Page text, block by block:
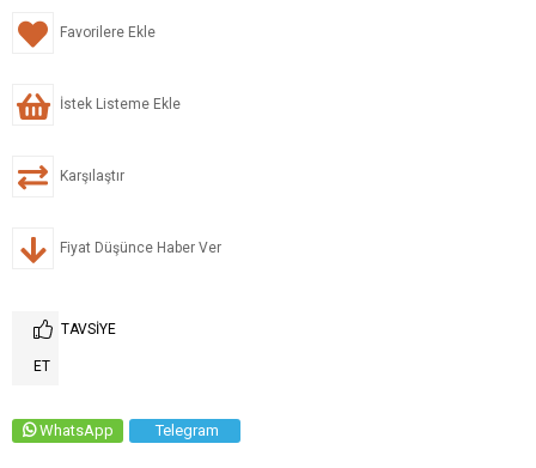
Favorilere Ekle
İstek Listeme Ekle
Karşılaştır
Fiyat Düşünce Haber Ver
TAVSIYE
ET
WhatsApp Telegram